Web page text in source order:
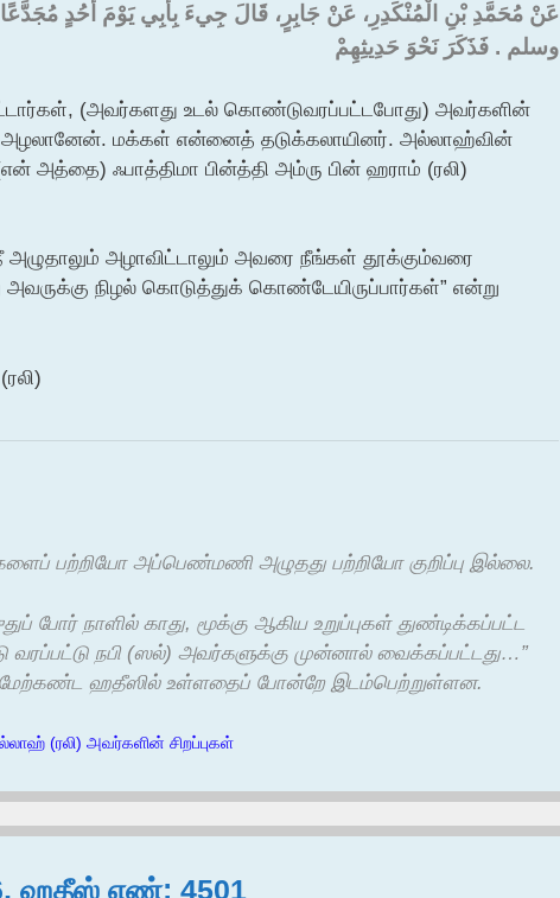
عَنْ مُحَمَّدِ بْنِ الْمُنْكَدِرِ، عَنْ جَابِرٍ، قَالَ جِيءَ بِأَبِي يَوْمَ أُحُدٍ
وسلم ‏.‏ فَذَكَرَ نَحْوَ حَدِيثِهِمْ ‏‏
(அவர்களது உடல் கொண்டுவரப்பட்டபோது) அவர்களின்
அழலானேன். மக்கள் என்னைத் தடுக்கலாயினர். அல்லாஹ்வின்
அத்தை) ஃபாத்திமா பின்த்தி அம்ரு பின் ஹராம் (ரலி)
அழாவிட்டாலும் அவரை நீங்கள் தூக்கும்வரை
நிழல் கொடுத்துக் கொண்டேயிருப்பார்கள்” என்று
பற்றியோ அப்பெண்மணி அழுதது பற்றியோ குறிப்பு இல்லை.
போர் நாளில் காது, மூக்கு ஆகிய உறுப்புகள் துண்டிக்கப்பட்ட
நபி (ஸல்) அவர்களுக்கு முன்னால் வைக்கப்பட்டது…”
மேற்கண்ட ஹதீஸில் உள்ளதைப் போன்றே இடம்பெற்றுள்ளன.
(ரலி) அவர்களின் சிறப்புகள்
ஹதீஸ் எண்: 4501